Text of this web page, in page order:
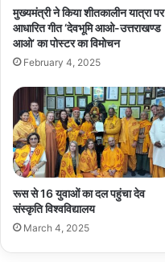
मुख्यमंत्री ने किया शीतकालीन यात्रा पर
आधारित गीत ‘देवभूमि आओ-उत्तराखण्ड
आओ’ का पोस्टर का विमोचन
February 4, 2025
रूस से 16 युवाओं का दल पहुंचा देव
संस्कृति विश्वविद्यालय
March 4, 2025